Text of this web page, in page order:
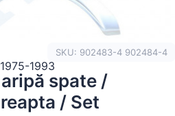
SKU: 902483-4 902484-4
1993
spate /
/ Set